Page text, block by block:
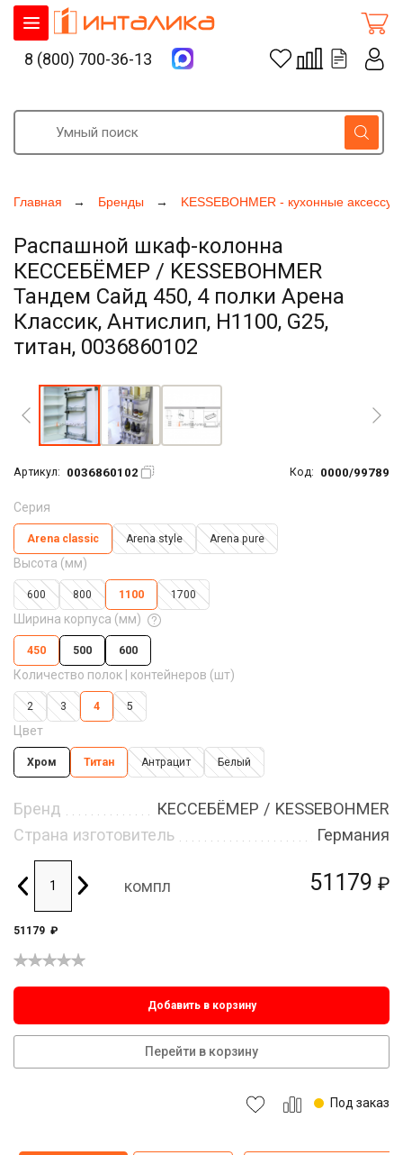
Главная Бренды KESSEBOHMER - кухонные
Распашной шкаф-колонна
КЕССЕБЁМЕР / KESSEBOHMER
Тандем Сайд 450, 4 полки Арена
Классик, Антислип, H1100, G25,
титан, 0036860102
Артикул: 0036860102 Код: 0000/99789
51179 ₽
Серия
Arena classic Arena style Arena pure
Высота (мм)
600 800 1100 1700
Ширина корпуса (мм)
450 500 600
Количество полок | контейнеров (шт)
2 3 4 5
Цвет
Хром Титан Антрацит Белый
Бренд
КЕССЕБЁМЕР / KESSEBOHMER
Страна изготовитель
Германия
компл
51179 ₽
Добавить в корзину
Перейти в корзину
Под заказ
8 (800) 700-36-13